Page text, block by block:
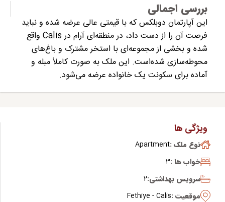
بررسی اجمالی
این آپارتمان دوبلکس که با قیمتی عالی عرضه شده و نباید
فرصت آن را از دست داد، در منطقه‌ای آرام در Calis واقع
شده و بخشی از مجموعه‌ای با استخر مشترک و باغ‌های
محوطه‌سازی شده‌است. این ملک به صورت کاملاً مبله و
آماده برای سکونت یک خانواده عرضه می‌شود.
ویژگی ها
نوع ملک :Apartment
خواب ها :3
سرویس بهداشتی:2
موقعیت :Fethiye - Calis